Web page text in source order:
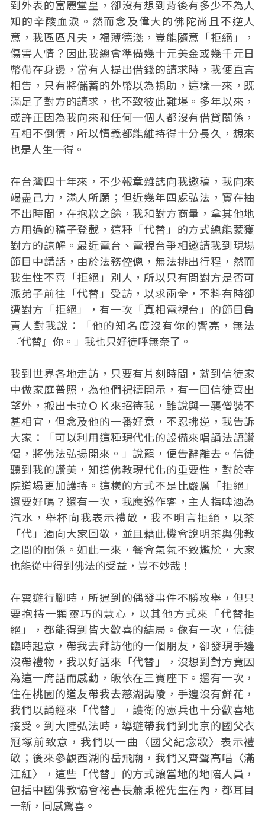
到外表的富麗堂皇，卻沒有想到背後有多少不為人
知的辛酸血淚。然而念及偉大的佛陀尚且不逆人
意，我區區凡夫，福薄德淺，豈能隨意「拒絕」，
傷害人情？因此我總會準備幾十元美金或幾千元日
幣帶在身邊，當有人提出借錢的請求時，我便直言
相告，只有將儲蓄的外幣以為捐助，這樣一來，既
滿足了對方的請求，也不致彼此難堪。多年以來，
或許正因為我向來和任何一個人都沒有借貸關係，
互相不倒債，所以情義都能維持得十分長久，想來
也是人生一得。
在台灣四十年來，不少報章雜誌向我邀稿，我向來
竭盡己力，滿人所願；但近幾年四處弘法，實在抽
不出時間，在抱歉之餘，我和對方商量，拿其他地
方用過的稿子登載，這種「代替」的方式總能蒙獲
對方的諒解。最近電台、電視台爭相邀請我到現場
節目中講話，由於法務倥傯，無法排出行程，然而
我生性不喜「拒絕」別人，所以只有問對方是否可
派弟子前往「代替」受訪，以求兩全，不料有時卻
遭對方「拒絕」，有一次「真相電視台」的節目負
責人對我說：「他的知名度沒有你的響亮，無法
『代替』你。」我也只好徒呼無奈了。
我到世界各地走訪，只要有片刻時間，就到信徒家
中做家庭普照，為他們祝禱開示，有一回信徒喜出
望外，搬出卡拉ＯＫ來招待我，雖說與一襲僧裝不
甚相宜，但念及他的一番好意，不忍拂逆，我告訴
大家：「可以利用這種現代化的設備來唱誦法語讚
偈，將佛法弘揚開來。」說罷，便告辭離去。信徒
聽到我的讚美，知道佛教現代化的重要性，對於寺
院道場更加護持。這樣的方式不是比嚴厲「拒絕」
還要好嗎？還有一次，我應邀作客，主人指啤酒為
汽水，舉杯向我表示禮敬，我不明言拒絕，以茶
「代」酒向大家回敬，並且藉此機會說明茶與佛教
之間的關係。如此一來，餐會氣氛不致尷尬，大家
也能從中得到佛法的受益，豈不妙哉！
在雲遊行腳時，所遇到的偶發事件不勝枚舉，但只
要抱持一顆靈巧的慧心，以其他方式來「代替拒
絕」，都能得到皆大歡喜的結局。像有一次，信徒
臨時起意，帶我去拜訪他的一個朋友，卻發現手邊
沒帶禮物，我以好話來「代替」，沒想到對方竟因
為這一席話而感動，皈依在三寶座下。還有一次，
住在桃園的道友帶我去慈湖謁陵，手邊沒有鮮花，
我們以誦經來「代替」，護衛的憲兵也十分歡喜地
接受。到大陸弘法時，導遊帶我們到北京的國父衣
冠塚前致意，我們以一曲〈國父紀念歌〉表示禮
敬；後來參觀西湖的岳飛廟，我們又齊聲高唱〈滿
江紅〉，這些「代替」的方式讓當地的地陪人員，
包括中國佛教協會祕書長蕭秉權先生在內，都耳目
一新，同感驚喜。